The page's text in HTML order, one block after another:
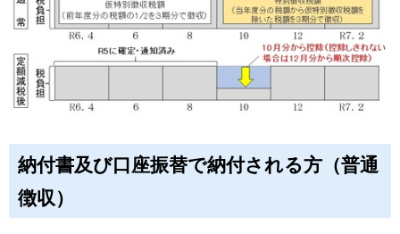
納付書及び口座振替で納付される方（普通
徴収）